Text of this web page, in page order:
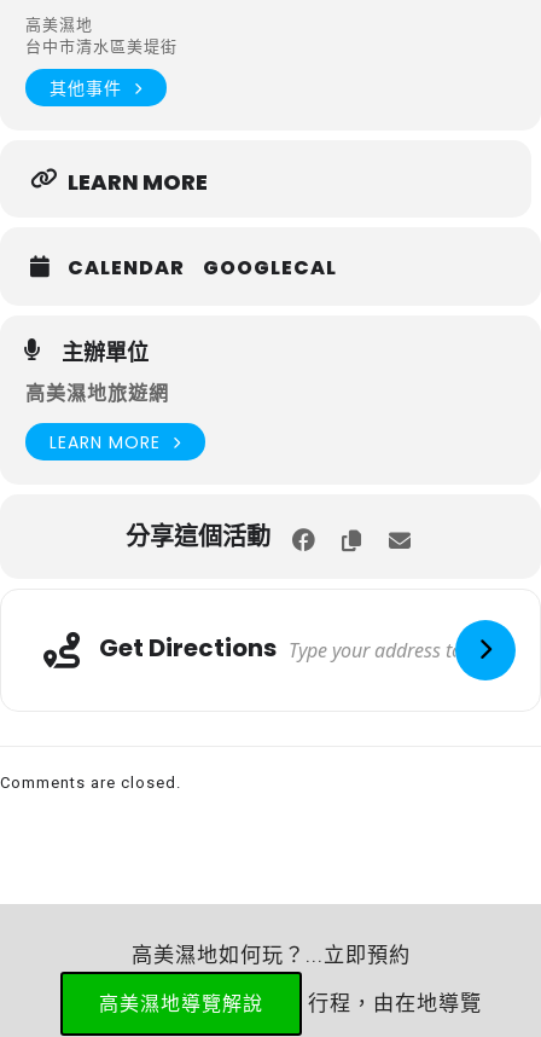
高美濕地
台中市清水區美堤街
其他事件
LEARN MORE
CALENDAR GOOGLECAL
主辦單位
高美濕地旅遊網
LEARN MORE
分享這個活動
Get Directions
Comments are closed.
高美濕地如何玩？...立即預約
高美濕地導覽解說
行程，由在地導覽